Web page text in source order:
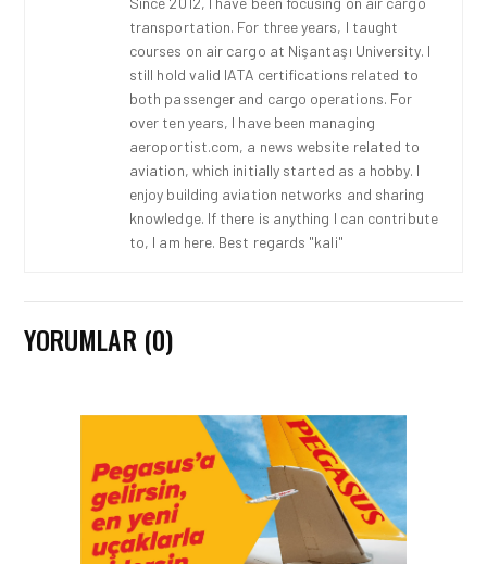
transportation. For three years, I taught
courses on air cargo at Nişantaşı University. I
still hold valid IATA certifications related to
both passenger and cargo operations. For
over ten years, I have been managing
aeroportist.com, a news website related to
aviation, which initially started as a hobby. I
enjoy building aviation networks and sharing
knowledge. If there is anything I can contribute
to, I am here. Best regards "kali"
YORUMLAR (0)
HAVAALANI • 05 AĞU 2026
İSTANBUL VALI
YARDIMCISI BEKIR
DINKIRCI’DEN KONTROL
KULESI’NE ZIYARET